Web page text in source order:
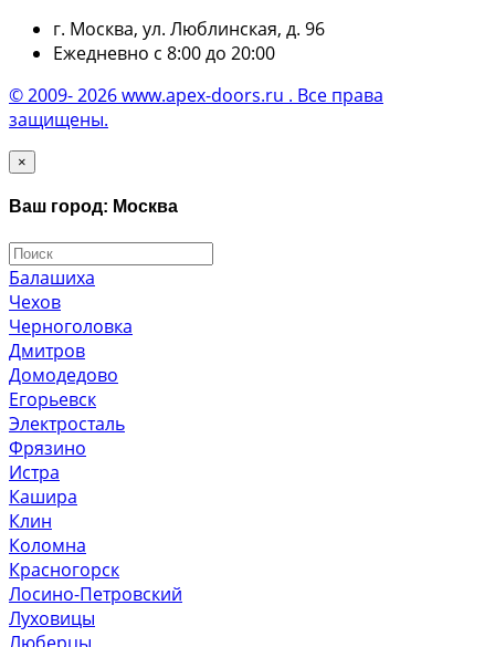
г. Москва, ул. Люблинская, д. 96
Ежедневно с 8:00 до 20:00
© 2009- 2026 www.apex-doors.ru . Все права
защищены.
×
Ваш город: Москва
Балашиха
Чехов
Черноголовка
Дмитров
Домодедово
Егорьевск
Электросталь
Фрязино
Истра
Кашира
Клин
Коломна
Красногорск
Лосино-Петровский
Луховицы